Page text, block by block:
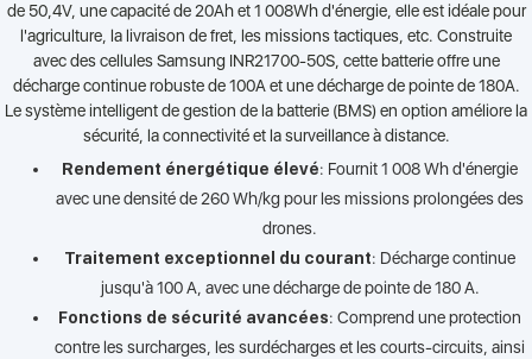
de 50,4V, une capacité de 20Ah et 1 008Wh d'énergie, elle est idéale pour
l'agriculture, la livraison de fret, les missions tactiques, etc. Construite
avec des cellules Samsung INR21700-50S, cette batterie offre une
décharge continue robuste de 100A et une décharge de pointe de 180A.
Le système intelligent de gestion de la batterie (BMS) en option améliore la
sécurité, la connectivité et la surveillance à distance.
Rendement énergétique élevé: Fournit 1 008 Wh d'énergie
avec une densité de 260 Wh/kg pour les missions prolongées des
drones.
Traitement exceptionnel du courant: Décharge continue
jusqu'à 100 A, avec une décharge de pointe de 180 A.
Fonctions de sécurité avancées: Comprend une protection
contre les surcharges, les surdécharges et les courts-circuits, ainsi